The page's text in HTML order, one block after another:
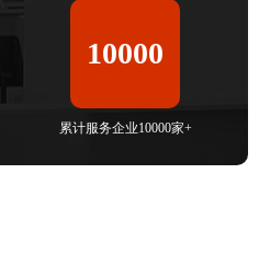
10000
累计服务企业10000家+